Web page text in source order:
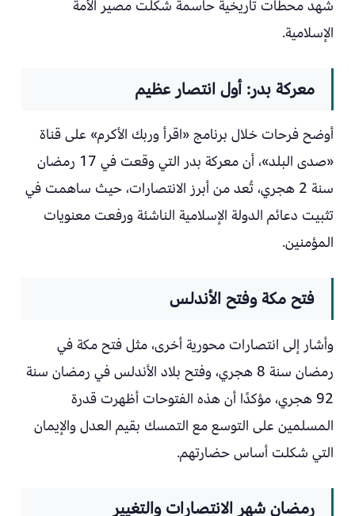
شهد محطات تاريخية حاسمة شكلت مصير الأمة
الإسلامية.
معركة بدر: أول انتصار عظيم
أوضح فرحات خلال برنامج «اقرأ وربك الأكرم» على قناة
«صدى البلد»، أن معركة بدر التي وقعت في 17 رمضان
سنة 2 هجري، تُعد من أبرز الانتصارات، حيث ساهمت في
تثبيت دعائم الدولة الإسلامية الناشئة ورفعت معنويات
المؤمنين.
فتح مكة وفتح الأندلس
وأشار إلى انتصارات محورية أخرى، مثل فتح مكة في
رمضان سنة 8 هجري، وفتح بلاد الأندلس في رمضان سنة
92 هجري، مؤكدًا أن هذه الفتوحات أظهرت قدرة
المسلمين على التوسع مع التمسك بقيم العدل والإيمان
التي شكلت أساس حضارتهم.
رمضان شهر الانتصارات والتغيير